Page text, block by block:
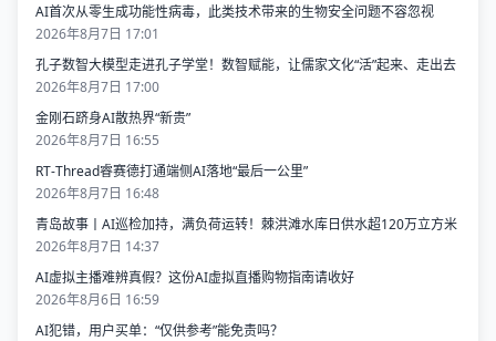
AI首次从零生成功能性病毒，​此类技术带来的生物安全问题不容忽视
2026年8月7日 17:01
孔子数智大模型走进孔子学堂！数智赋能，让儒家文化“活”起来、走出去
2026年8月7日 17:00
金刚石跻身AI散热界“新贵”
2026年8月7日 16:55
RT-Thread睿赛德打通端侧AI落地“最后一公里”
2026年8月7日 16:48
青岛故事丨AI巡检加持，满负荷运转！棘洪滩水库日供水超120万立方米
2026年8月7日 14:37
AI虚拟主播难辨真假？这份AI虚拟直播购物指南请收好
2026年8月6日 16:59
AI犯错，用户买单：“仅供参考”能免责吗？